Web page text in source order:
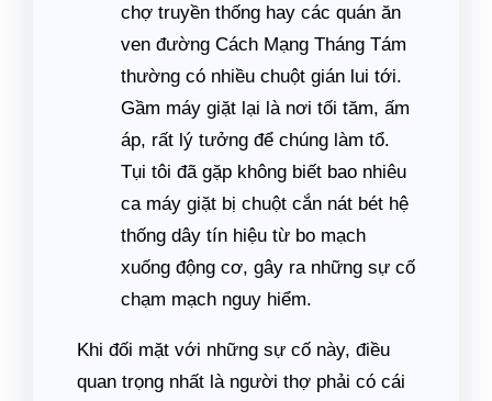
chợ truyền thống hay các quán ăn
ven đường Cách Mạng Tháng Tám
thường có nhiều chuột gián lui tới.
Gầm máy giặt lại là nơi tối tăm, ấm
áp, rất lý tưởng để chúng làm tổ.
Tụi tôi đã gặp không biết bao nhiêu
ca máy giặt bị chuột cắn nát bét hệ
thống dây tín hiệu từ bo mạch
xuống động cơ, gây ra những sự cố
chạm mạch nguy hiểm.
Khi đối mặt với những sự cố này, điều
quan trọng nhất là người thợ phải có cái